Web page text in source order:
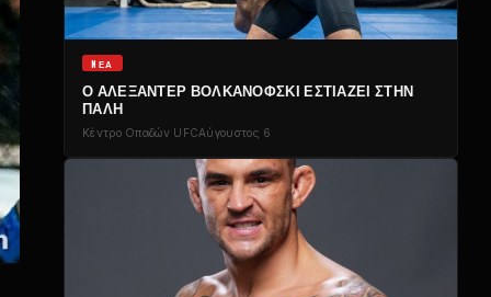
NΈΑ
Ο ΑΛΕΞΆΝΤΕΡ ΒΟΛΚΑΝΌΦΣΚΙ ΕΣΤΙΆΖΕΙ ΣΤΗΝ
ΠΆΛΗ
Κέντρο Οπαδών UFCΑύγουστος 6